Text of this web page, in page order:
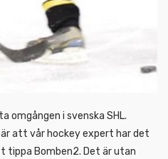
omgången i svenska SHL.
att vår hockey expert har det
Bomben2. Det är utan